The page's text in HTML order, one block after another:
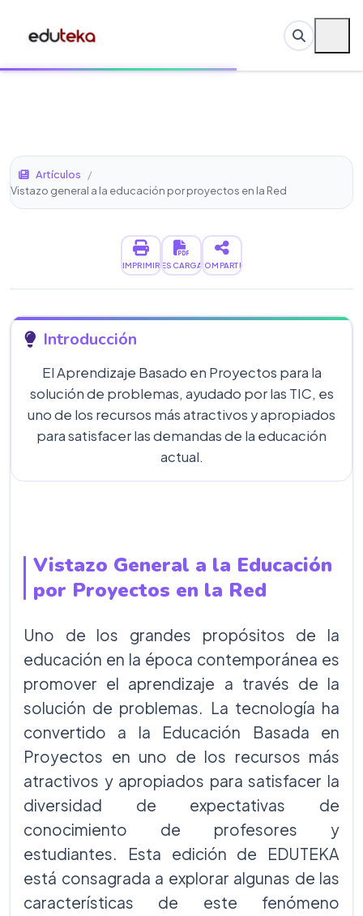
Artículos
/
Vistazo general a la educación por proyectos en la Red
IMPRIMIRDESCARGARCOMPARTIR
Introducción
El Aprendizaje Basado en Proyectos para la
solución de problemas, ayudado por las TIC, es
uno de los recursos más atractivos y apropiados
para satisfacer las demandas de la educación
actual.
Vistazo General a la Educación
por Proyectos en la Red
Uno de los grandes propósitos de la
educación en la época contemporánea es
promover el aprendizaje a través de la
solución de problemas. La tecnología ha
convertido a la Educación Basada en
Proyectos en uno de los recursos más
atractivos y apropiados para satisfacer la
diversidad de expectativas de
conocimiento de profesores y
estudiantes. Esta edición de EDUTEKA
está consagrada a explorar algunas de las
características de este fenómeno